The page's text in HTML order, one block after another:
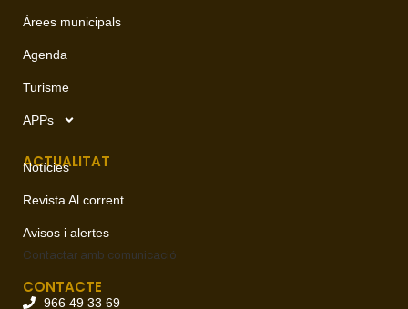
Àrees municipals
Agenda
Turisme
APPs
ACTUALITAT
Notícies
Revista Al corrent
Avisos i alertes
Contactar amb comunicació
CONTACTE
966 49 33 69